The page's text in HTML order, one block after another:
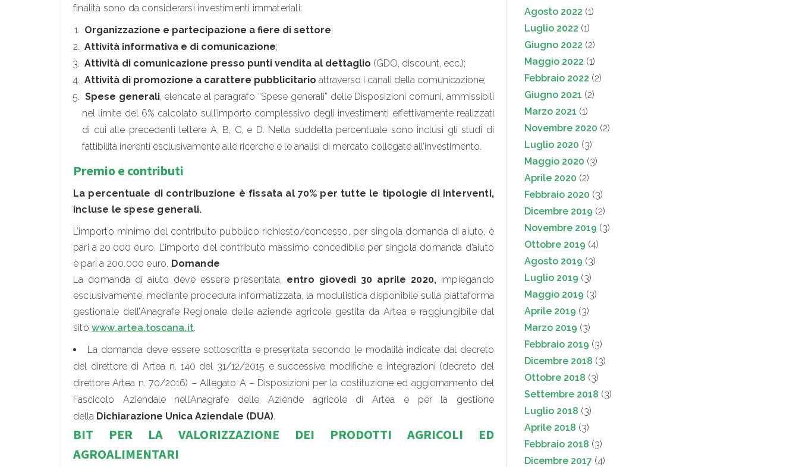
finalità sono da considerarsi investimenti immateriali:
Organizzazione e partecipazione a fiere di settore;
Attività informativa e di comunicazione;
Attività di comunicazione presso punti vendita al dettaglio (GDO, discount, ecc.);
Attività di promozione a carattere pubblicitario attraverso i canali della comunicazione;
Spese generali, elencate al paragrafo “Spese generali” delle Disposizioni comuni, ammissibili
nel limite del 6% calcolato sull’importo complessivo degli investimenti effettivamente realizzati
di cui alle precedenti lettere A, B, C, e D. Nella suddetta percentuale sono inclusi gli studi di
fattibilità inerenti esclusivamente alle ricerche e le analisi di mercato collegate all’investimento.
Premio e contributi
La percentuale di contribuzione è fissata al 70% per tutte le tipologie di interventi,
incluse le spese generali.
L’importo minimo del contributo pubblico richiesto/concesso, per singola domanda di aiuto, è
pari a 20.000 euro. L’importo del contributo massimo concedibile per singola domanda d’aiuto
è pari a 200.000 euro. Domande
La domanda di aiuto deve essere presentata, entro giovedì 30 aprile 2020, impiegando
esclusivamente, mediante procedura informatizzata, la modulistica disponibile sulla piattaforma
gestionale dell’Anagrafe Regionale delle aziende agricole gestita da Artea e raggiungibile dal
sito www.artea.toscana.it.
La domanda deve essere sottoscritta e presentata secondo le modalità indicate dal decreto
del direttore di Artea n. 140 del 31/12/2015 e successive modifiche e integrazioni (decreto del
direttore Artea n. 70/2016) – Allegato A – Disposizioni per la costituzione ed aggiornamento del
Fascicolo Aziendale nell’Anagrafe delle Aziende agricole di Artea e per la gestione
della Dichiarazione Unica Aziendale (DUA).
BIT PER LA VALORIZZAZIONE DEI PRODOTTI AGRICOLI ED
AGROALIMENTARI
Agosto 2022 (1)
Luglio 2022 (1)
Giugno 2022 (2)
Maggio 2022 (1)
Febbraio 2022 (2)
Giugno 2021 (2)
Marzo 2021 (1)
Novembre 2020 (2)
Luglio 2020 (3)
Maggio 2020 (3)
Aprile 2020 (2)
Febbraio 2020 (3)
Dicembre 2019 (2)
Novembre 2019 (3)
Ottobre 2019 (4)
Agosto 2019 (3)
Luglio 2019 (3)
Maggio 2019 (3)
Aprile 2019 (3)
Marzo 2019 (3)
Febbraio 2019 (3)
Dicembre 2018 (3)
Ottobre 2018 (3)
Settembre 2018 (3)
Luglio 2018 (3)
Aprile 2018 (3)
Febbraio 2018 (3)
Dicembre 2017 (4)